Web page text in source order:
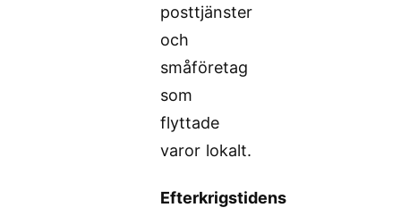
posttjänster
och
småföretag
som
flyttade
varor lokalt.
Efterkrigstidens